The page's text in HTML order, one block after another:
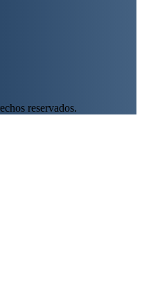
reservados.